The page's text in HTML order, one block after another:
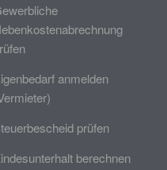
anmelden
prüfen
berechnen